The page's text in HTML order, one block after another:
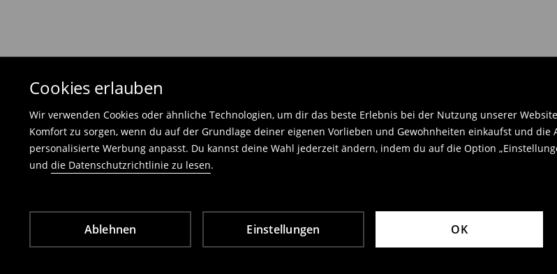
Cookies erlauben
Wir verwenden Cookies oder ähnliche Technologien, um dir das beste Erlebnis bei der Nutzung unserer
Komfort zu sorgen, wenn du auf der Grundlage deiner eigenen Vorlieben und Gewohnheiten einkaufst und
personalisierte Werbung anpasst. Du kannst deine Wahl jederzeit ändern, indem du auf die Option
und die Datenschutzrichtlinie zu lesen.
Ablehnen Einstellungen OK